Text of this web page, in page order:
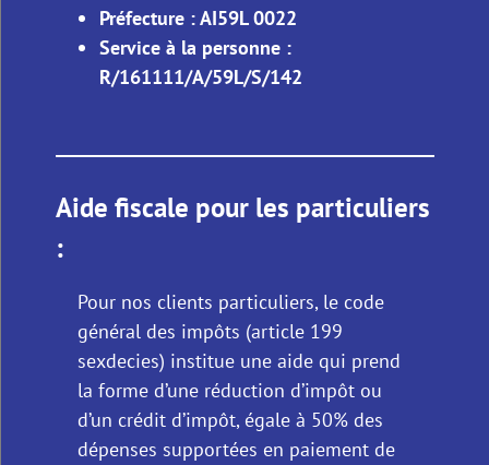
Préfecture : AI59L 0022
Service à la personne :
R/161111/A/59L/S/142
Aide fiscale pour les particuliers
:
Pour nos clients particuliers, le code
général des impôts (article 199
sexdecies) institue une aide qui prend
la forme d’une réduction d’impôt ou
d’un crédit d’impôt, égale à 50% des
dépenses supportées en paiement de